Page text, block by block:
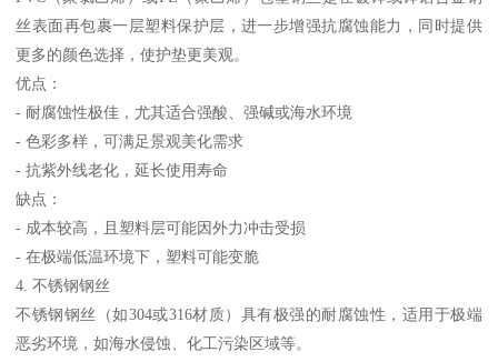
丝表面再包裹一层塑料保护层，进一步增强抗腐蚀能力，同时提供
更多的颜色选择，使护垫更美观。
优点：
- 耐腐蚀性极佳，尤其适合强酸、强碱或海水环境
- 色彩多样，可满足景观美化需求
- 抗紫外线老化，延长使用寿命
缺点：
- 成本较高，且塑料层可能因外力冲击受损
- 在极端低温环境下，塑料可能变脆
4. 不锈钢钢丝
不锈钢钢丝（如304或316材质）具有极强的耐腐蚀性，适用于极端
恶劣环境，如海水侵蚀、化工污染区域等。